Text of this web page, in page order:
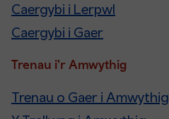
Caergybi i Lerpwl
Caergybi i Gaer
Trenau i'r Amwythig
Trenau o Gaer i Amwythig